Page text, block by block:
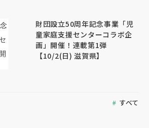
財団設立50周年記念事業「児
童家庭支援センターコラボ企
画」開催！連載第1弾
【10/2(日) 滋賀県】
すべて